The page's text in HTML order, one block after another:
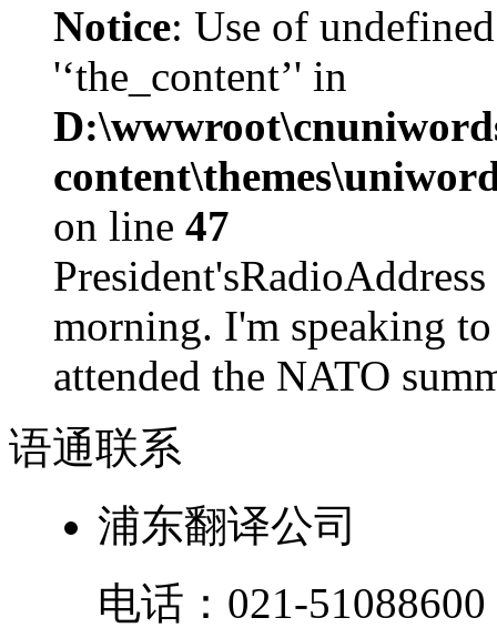
Notice: Use of
'‘the_content’' in
on line 47
morning. I'm speaking
attended the NATO
语通联系
浦东翻译公司
电话： 021-51088600